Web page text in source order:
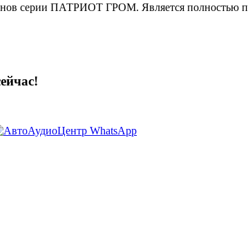
серии ПАТРИОТ ГРОМ. Является